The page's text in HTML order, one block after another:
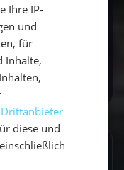
segeln
Ihre IP-
und
für
Inhalte,
Drittanbieter
diese und